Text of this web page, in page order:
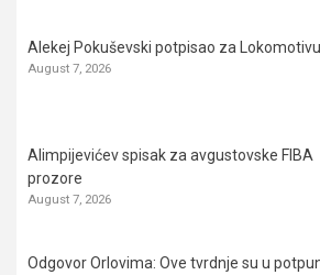
Alekej Pokuševski potpisao za Lokomotivu
August 7, 2026
Alimpijevićev spisak za avgustovske FIBA
prozore
August 7, 2026
Odgovor Orlovima: ​Ove tvrdnje su u